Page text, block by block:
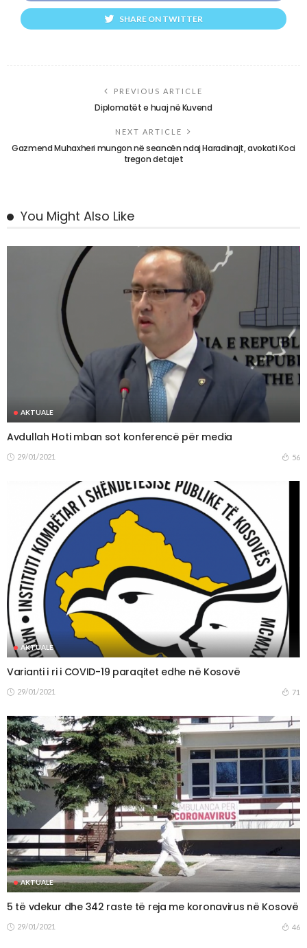
SHARE ON TWITTER
PREVIOUS ARTICLE
Diplomatët e huaj në Kuvend
NEXT ARTICLE
Gazmend Muhaxheri mungon në seancën ndaj Haradinajt, avokati Koci
tregon detajet
You Might Also Like
AKTUALE
Avdullah Hoti mban sot konferencë për media
29/01/2021 56
AKTUALE
Varianti i ri i COVID-19 paraqitet edhe në Kosovë
29/01/2021 71
AKTUALE
5 të vdekur dhe 342 raste të reja me koronavirus në Kosovë
29/01/2021 46